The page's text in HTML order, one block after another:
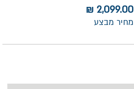
מחיר מבצע
2,099.00 ₪